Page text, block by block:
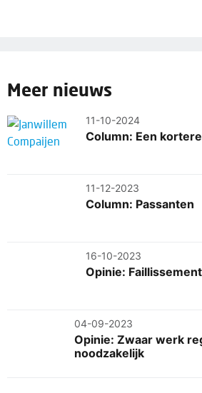
Meer nieuws
11-10-2024
Column: Een
11-12-2023
Column: Passanten
16-10-2023
Opinie:
04-09-2023
Opinie: Zwaar werk
noodzakelijk